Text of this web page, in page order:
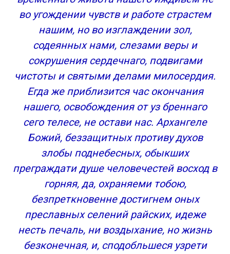
во угождении чувств и работе страстем
нашим, но во изглаждении зол,
содеянных нами, слезами веры и
сокрушения сердечнаго, подвигами
чистоты и святыми делами милосердия.
Егда же приблизится час окончания
нашего, освобождения от уз бреннаго
сего телесе, не остави нас. Архангеле
Божий, беззащитных противу духов
злобы поднебесных, обыкших
преграждати душе человечестей восход в
горняя, да, охраняеми тобою,
безпреткновенне достигнем оных
преславных селений райских, идеже
несть печаль, ни воздыхание, но жизнь
безконечная, и, сподобльшеся узрети